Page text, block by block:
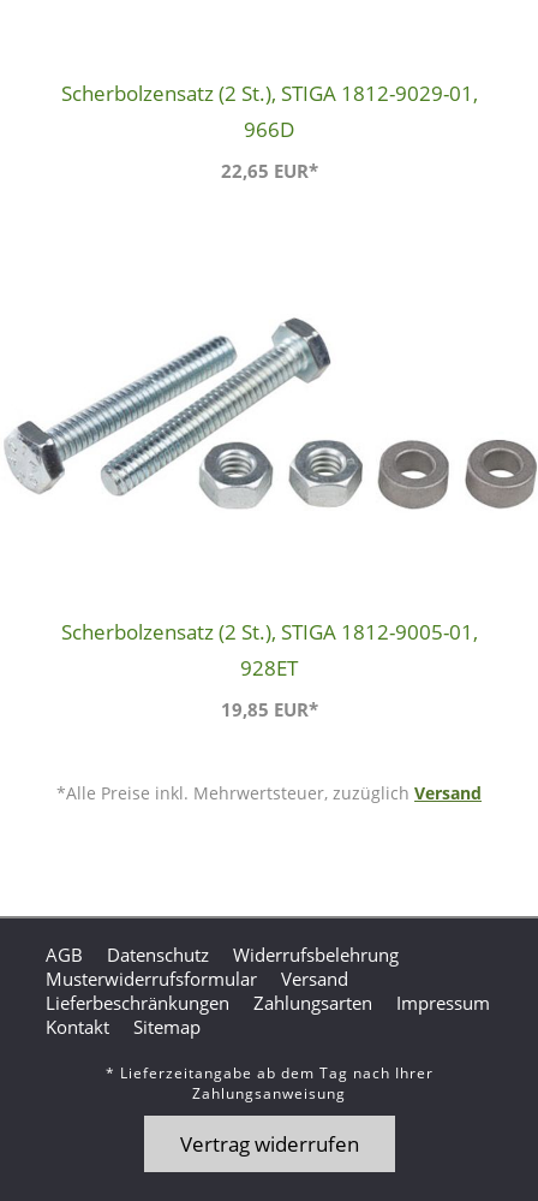
Scherbolzensatz (2 St.), STIGA 1812-9029-01,
966D
22,65 EUR*
Scherbolzensatz (2 St.), STIGA 1812-9005-01,
928ET
19,85 EUR*
*Alle Preise inkl. Mehrwertsteuer, zuzüglich Versand
AGB Datenschutz
Widerrufsbelehrung
Musterwiderrufsformular
Versand
Lieferbeschränkungen
Zahlungsarten
Impressum
Kontakt
Sitemap
* Lieferzeitangabe ab dem Tag nach Ihrer
Zahlungsanweisung
Vertrag widerrufen